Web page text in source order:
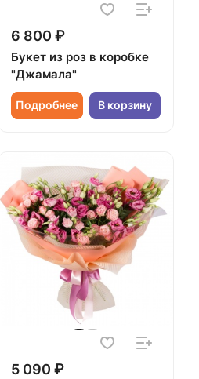
6 800 ₽
Букет из роз в коробке
"Джамала"
Подробнее В корзину
5 090 ₽